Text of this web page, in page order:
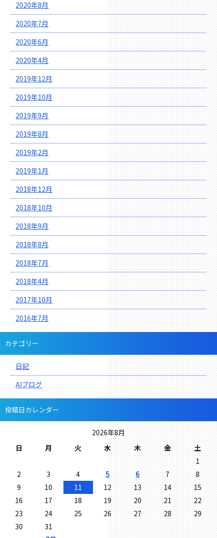
2020年8月
2020年7月
2020年6月
2020年4月
2019年12月
2019年10月
2019年9月
2019年8月
2019年2月
2019年1月
2018年12月
2018年10月
2018年9月
2018年8月
2018年7月
2018年4月
2017年10月
2016年7月
カテゴリー
日記
AIブログ
投稿日カレンダー
2026年8月
日
月 火 水 木 金 土
1
2
3 4 5 6 7
8
9
10 11 12 13 14
15
16
17 18 19 20 21
22
23
24 25 26 27 28
29
30
31